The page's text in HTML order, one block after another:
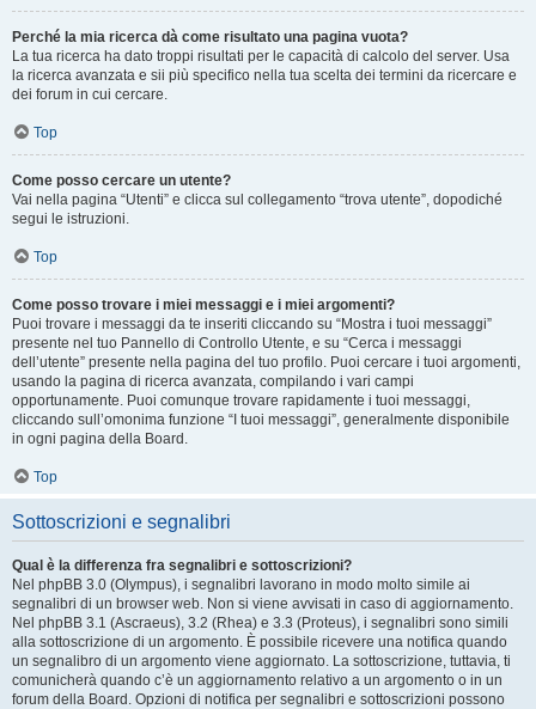
Perché la mia ricerca dà come risultato una pagina vuota?
La tua ricerca ha dato troppi risultati per le capacità di calcolo del server. Usa
la ricerca avanzata e sii più specifico nella tua scelta dei termini da ricercare e
dei forum in cui cercare.
Top
Come posso cercare un utente?
Vai nella pagina “Utenti” e clicca sul collegamento “trova utente”, dopodiché
segui le istruzioni.
Top
Come posso trovare i miei messaggi e i miei argomenti?
Puoi trovare i messaggi da te inseriti cliccando su “Mostra i tuoi messaggi”
presente nel tuo Pannello di Controllo Utente, e su “Cerca i messaggi
dell’utente” presente nella pagina del tuo profilo. Puoi cercare i tuoi argomenti,
usando la pagina di ricerca avanzata, compilando i vari campi
opportunamente. Puoi comunque trovare rapidamente i tuoi messaggi,
cliccando sull’omonima funzione “I tuoi messaggi”, generalmente disponibile
in ogni pagina della Board.
Top
Sottoscrizioni e segnalibri
Qual è la differenza fra segnalibri e sottoscrizioni?
Nel phpBB 3.0 (Olympus), i segnalibri lavorano in modo molto simile ai
segnalibri di un browser web. Non si viene avvisati in caso di aggiornamento.
Nel phpBB 3.1 (Ascraeus), 3.2 (Rhea) e 3.3 (Proteus), i segnalibri sono simili
alla sottoscrizione di un argomento. È possibile ricevere una notifica quando
un segnalibro di un argomento viene aggiornato. La sottoscrizione, tuttavia, ti
comunicherà quando c’è un aggiornamento relativo a un argomento o in un
forum della Board. Opzioni di notifica per segnalibri e sottoscrizioni possono